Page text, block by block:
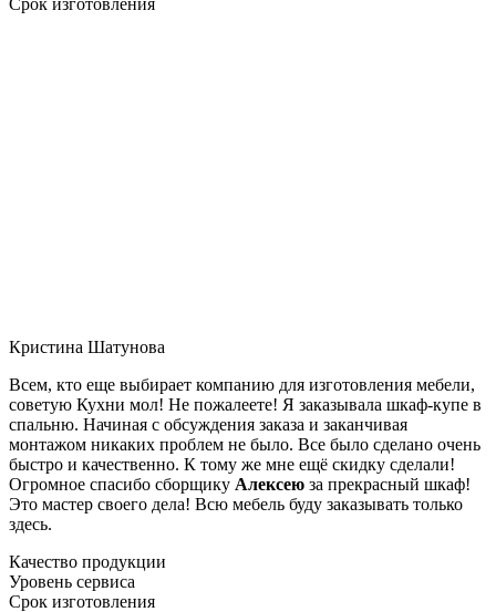
Кристина Шатунова
Всем, кто еще выбирает компанию для изготовления мебели,
советую Кухни мол! Не пожалеете! Я заказывала шкаф-купе в
спальню. Начиная с обсуждения заказа и заканчивая
монтажом никаких проблем не было. Все было сделано очень
быстро и качественно. К тому же мне ещё скидку сделали!
Огромное спасибо сборщику Алексею за прекрасный шкаф!
Это мастер своего дела! Всю мебель буду заказывать только
здесь.
Качество продукции
Уровень сервиса
Срок изготовления